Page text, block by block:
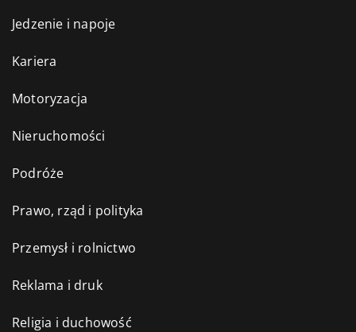
Jedzenie i napoje
Kariera
Motoryzacja
Nieruchomości
Podróże
Prawo, rząd i polityka
Przemysł i rolnictwo
Reklama i druk
Religia i duchowość